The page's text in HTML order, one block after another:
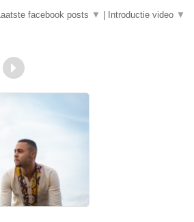
facebook posts ▼ Introductie video ▼